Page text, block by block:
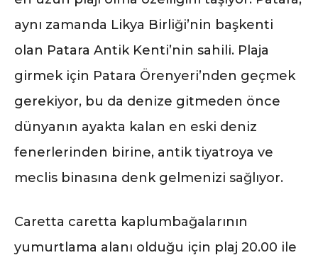
aynı zamanda Likya Birliği’nin başkenti
olan Patara Antik Kenti’nin sahili. Plaja
girmek için Patara Örenyeri’nden geçmek
gerekiyor, bu da denize gitmeden önce
dünyanın ayakta kalan en eski deniz
fenerlerinden birine, antik tiyatroya ve
meclis binasına denk gelmenizi sağlıyor.
Caretta caretta kaplumbağalarının
yumurtlama alanı olduğu için plaj 20.00 ile